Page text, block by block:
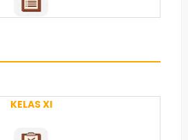
KELAS XI